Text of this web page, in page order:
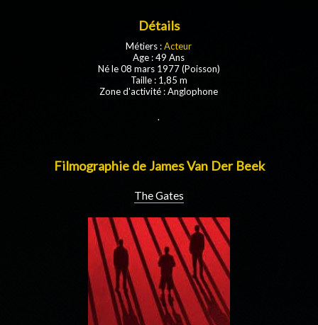
Détails
Métiers :Acteur
Age : 49 Ans
Né le 08 mars 1977 (Poisson)
Taille : 1,85 m
Zone d'activité : Anglophone
.
Filmographie de James Van Der Beek
The Gates